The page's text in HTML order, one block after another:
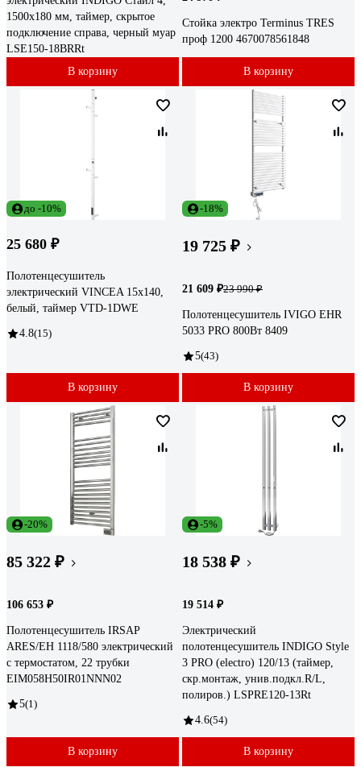
1500x180 мм, таймер, скрытое
подключение справа, черный муар
LSE150-18BRRt
В корзину
Стойка электро Terminus TRES
проф 1200 4670078561848
В корзину
до -10%
25 680 ₽
Полотенцесушитель
электрический VINCEA 15x140,
белый, таймер VTD-1DWE
4.8(15)
В корзину
-18%
19 725 ₽
21 609 ₽23 990 ₽
Полотенцесушитель IVIGO EHR
5033 PRO 800Вт 8409
5(43)
В корзину
-20%
85 322 ₽
106 653 ₽
Полотенцесушитель IRSAP
ARES/EH 1118/580 электрический
с термостатом, 22 трубки
EIM058H50IR01NNN02
5(1)
В корзину
-5%
18 538 ₽
19 514 ₽
Электрический
полотенцесушитель INDIGO Style
3 PRO (electro) 120/13 (таймер,
скр.монтаж, унив.подкл.R/L,
полиров.) LSPRE120-13Rt
4.6(54)
В корзину